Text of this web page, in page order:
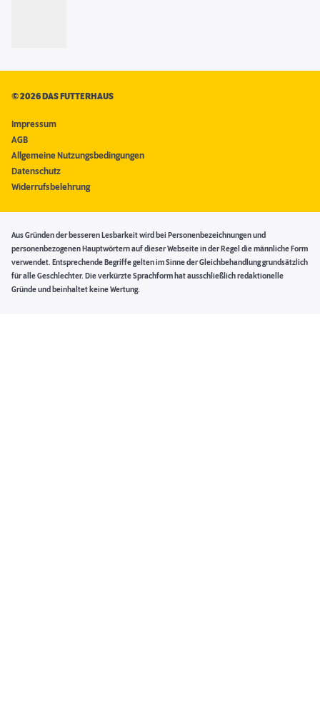
©2026 DAS FUTTERHAUS
Impressum
AGB
Allgemeine Nutzungsbedingungen
Datenschutz
Widerrufsbelehrung
Aus Gründen der besseren Lesbarkeit wird bei Personenbezeichnungen und
personenbezogenen Hauptwörtern auf dieser Webseite in der Regel die männliche Form
verwendet. Entsprechende Begriffe gelten im Sinne der Gleichbehandlung grundsätzlich
für alle Geschlechter. Die verkürzte Sprachform hat ausschließlich redaktionelle
Gründe und beinhaltet keine Wertung.